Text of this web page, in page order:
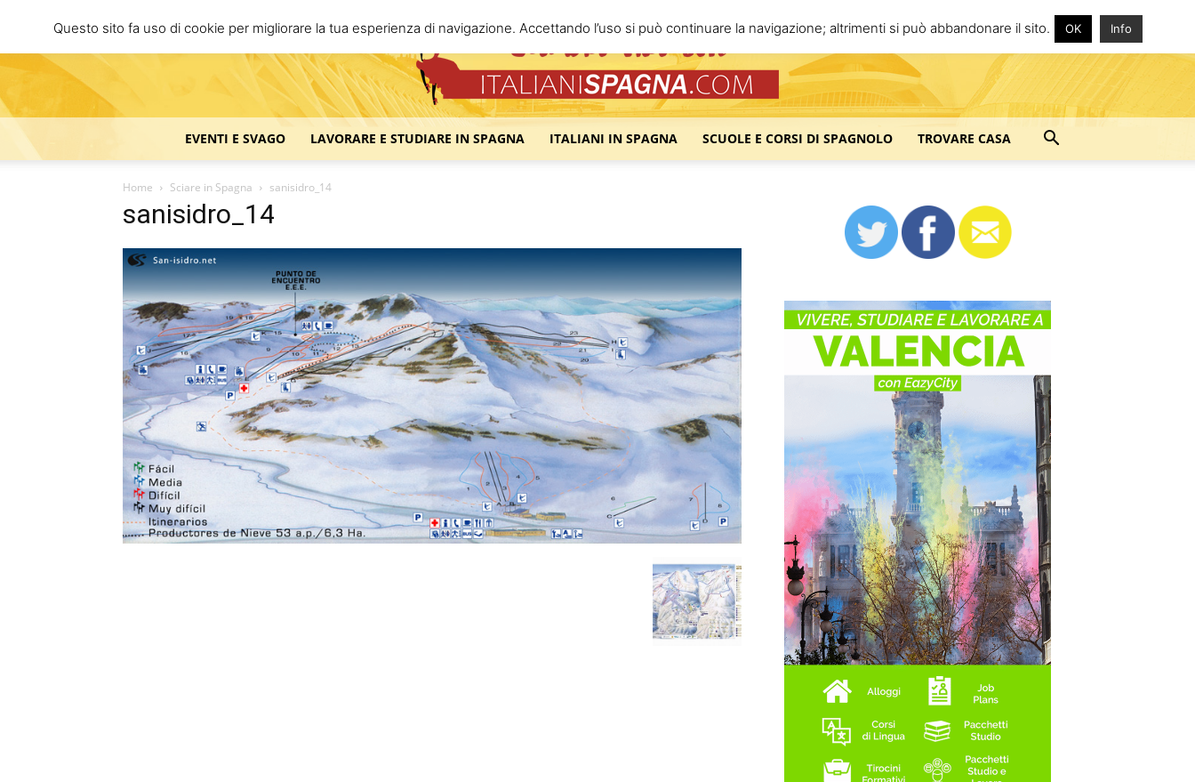
Italiani
Spagna
EVENTI E SVAGO LAVORARE E STUDIARE IN SPAGNA ITALIANI IN SPAGNA SCUOLE E CORSI DI SPAGNOLO TROVARE CASA
Home Sciare in Spagna sanisidro_14
sanisidro_14
Questo sito fa uso di cookie per migliorare la tua esperienza di navigazione. Accettando l’uso si può continuare la navigazione; altrimenti si può abbandonare il sito. OK Info